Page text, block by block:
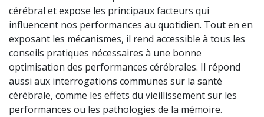
cérébral et expose les principaux facteurs qui
influencent nos performances au quotidien. Tout en en
exposant les mécanismes, il rend accessible à tous les
conseils pratiques nécessaires à une bonne
optimisation des performances cérébrales. Il répond
aussi aux interrogations communes sur la santé
cérébrale, comme les effets du vieillissement sur les
performances ou les pathologies de la mémoire.